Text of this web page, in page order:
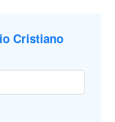
Cristiano